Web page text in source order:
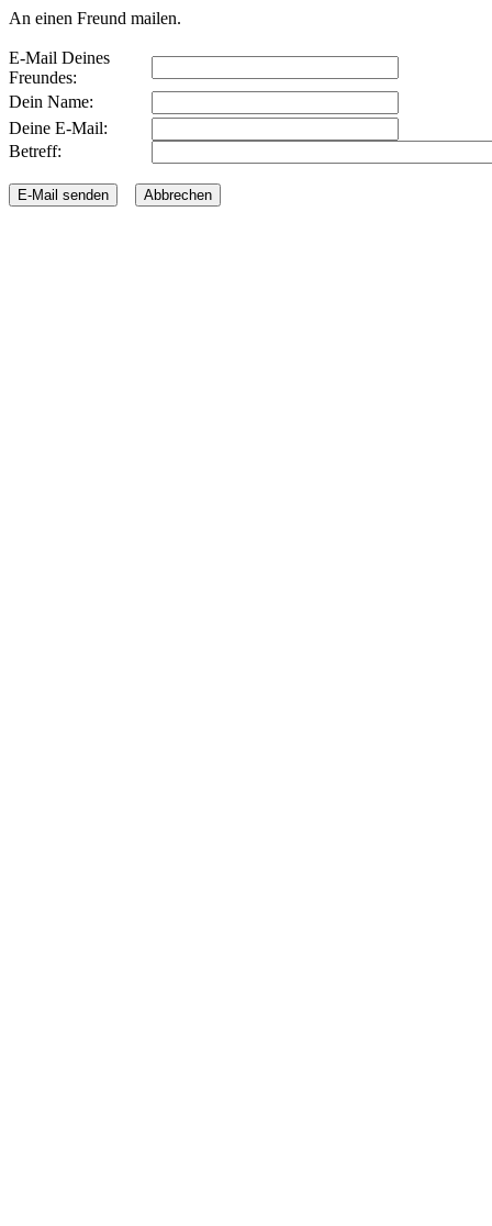
An einen Freund mailen.
E-Mail Deines
Freundes:
Dein Name:
Deine E-Mail:
Betreff: